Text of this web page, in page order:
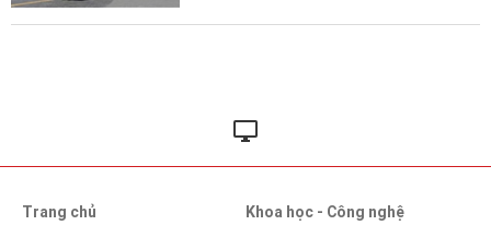
Trang chủ
Khoa học - Công nghệ